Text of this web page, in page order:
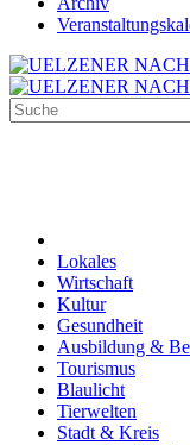
Lokales
Wirtschaft
Kultur
Gesundheit
Ausbildung &
Tourismus
Blaulicht
Tierwelten
Stadt & Kreis